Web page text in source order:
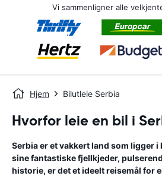
Vi sammenligner alle
Hjem Bilutleie Serbia
Hvorfor leie en bil i
Serbia er et vakkert land som ligger i
sine fantastiske fjellkjeder,
historie, er det et ideelt reisemål for